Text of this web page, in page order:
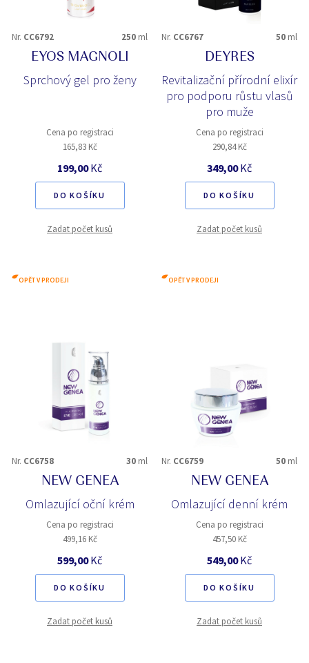
Nr. CC6792 250 ml
EYOS MAGNOLI
Sprchový gel pro ženy
Cena po registraci
165,83 Kč
199,00Kč
DO KOŠÍKU
Zadat počet kusů
Nr. CC6767 50 ml
DEYRES
Revitalizační přírodní elixír
pro podporu růstu vlasů
pro muže
Cena po registraci
290,84 Kč
349,00Kč
DO KOŠÍKU
Zadat počet kusů
OPĚT V PRODEJI
Nr. CC6758 30 ml
NEW GENEA
Omlazující oční krém
Cena po registraci
499,16 Kč
599,00Kč
DO KOŠÍKU
Zadat počet kusů
OPĚT V PRODEJI
Nr. CC6759 50 ml
NEW GENEA
Omlazující denní krém
Cena po registraci
457,50 Kč
549,00Kč
DO KOŠÍKU
Zadat počet kusů